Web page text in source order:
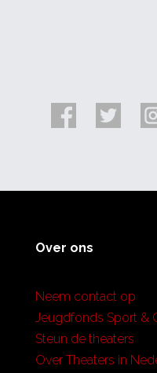
Over ons
Neem contact op
Jeugdfonds Sport &
Steun de theaters
Over Theaters in